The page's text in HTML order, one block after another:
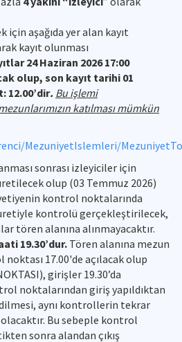
için aşağıda yer alan kayıt
kayıt olunması
24 Haziran 2026 17:00
olup, son kayıt tarihi 01
12.00’dir. Bu işlemi
katılması mümkün
MezuniyetIslemleri/
sonrası izleyiciler için
olup (03 Temmuz 2026)
kontrol noktalarında
kontrolü gerçekleştirilecek,
tören alanına alınmayacaktır.
19.30’dur. Tören alanına mezun
17.00'de açılacak olup
girişler 19.30’da
noktalarından giriş yapıldıktan
aynı kontrollerin tekrar
olacaktır. Bu sebeple kontrol
sonra alandan çıkış